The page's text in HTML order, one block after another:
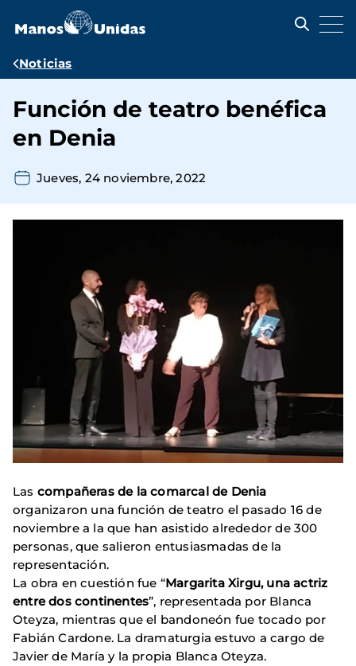
contenido
Ruta
navegación
Noticias
Función de teatro benéfica
en Denia
Jueves, 24 noviembre, 2022
Las compañeras de la comarcal de Denia
organizaron una función de teatro el pasado 16 de
noviembre a la que han asistido alrededor de 300
personas, que salieron entusiasmadas de la
representación.
La obra en cuestión fue “Margarita Xirgu, una actriz
entre dos continentes”, representada por Blanca
Oteyza, mientras que el bandoneón fue tocado por
Fabián Cardone. La dramaturgia estuvo a cargo de
Javier de María y la propia Blanca Oteyza.